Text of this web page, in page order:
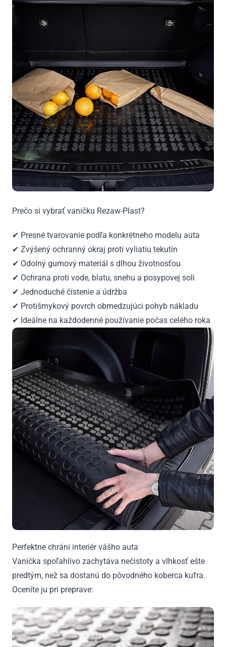
Prečo si vybrať vaničku Rezaw-Plast?
✔ Presné tvarovanie podľa konkrétneho modelu auta
✔ Zvýšený ochranný okraj proti vyliatiu tekutín
✔ Odolný gumový materiál s dlhou životnosťou
✔ Ochrana proti vode, blatu, snehu a posypovej soli
✔ Jednoduché čistenie a údržba
✔ Protišmykový povrch obmedzujúci pohyb nákladu
✔ Ideálne na každodenné používanie počas celého roka
Perfektne chráni interiér vášho auta
Vanička spoľahlivo zachytáva nečistoty a vlhkosť ešte
predtým, než sa dostanú do pôvodného koberca kufra.
Oceníte ju pri preprave: